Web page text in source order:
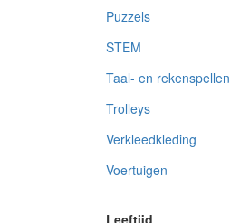
Puzzels
STEM
Taal- en rekenspellen
Trolleys
Verkleedkleding
Voertuigen